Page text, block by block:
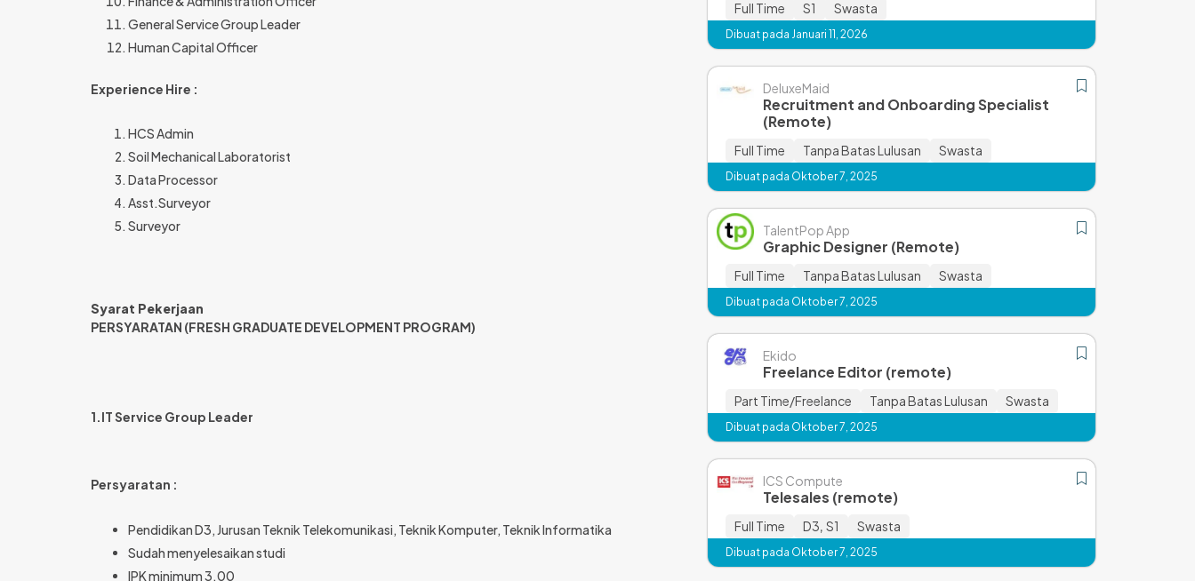
General Service Group Leader
Human Capital Officer
Experience Hire :
HCS Admin
Soil Mechanical Laboratorist
Data Processor
Asst.Surveyor
Surveyor
Syarat Pekerjaan
PERSYARATAN (FRESH GRADUATE DEVELOPMENT PROGRAM)
1.IT Service Group Leader
Persyaratan :
Pendidikan D3, Jurusan Teknik Telekomunikasi, Teknik Komputer, Teknik Informatika
Sudah menyelesaikan studi
IPK minimum 3.00
Full Time S1 Swasta
Dibuat pada Januari 11, 2026
DeluxeMaid
Recruitment and Onboarding Specialist
(Remote)
Full Time Tanpa Batas Lulusan Swasta
Dibuat pada Oktober 7, 2025
TalentPop App
Graphic Designer (Remote)
Full Time Tanpa Batas Lulusan Swasta
Dibuat pada Oktober 7, 2025
Ekido
Freelance Editor (remote)
Part Time/Freelance Tanpa Batas Lulusan Swasta
Dibuat pada Oktober 7, 2025
ICS Compute
Telesales (remote)
Full Time D3, S1 Swasta
Dibuat pada Oktober 7, 2025